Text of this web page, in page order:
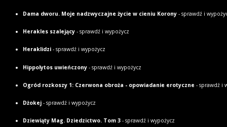
Dama dworu. Moje nadzwyczajne życie w cieniu Korony- sprawdź i
Herakles szalejący- sprawdź i wypożycz
Heraklidzi - sprawdź i wypożycz
Hippolytos uwieńczony- sprawdź i wypożycz
Ogród rozkoszy 1: Czerwona obroża - opowiadanie erotyczne - sprawdź i
Dżokej - sprawdź i wypożycz
Dziewiąty Mag. Dziedzictwo. Tom 3- sprawdź i wypożycz